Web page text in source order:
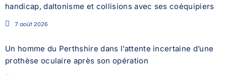
handicap, daltonisme et collisions avec ses coéquipiers
7 août 2026
Un homme du Perthshire dans l’attente incertaine d’une
prothèse oculaire après son opération